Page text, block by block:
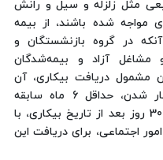
مثل زلزله و سیل و رانش
شده باشند، از بیمه
در گروه بازنشستگان و
و مشاغل آزاد و بیمه‌شدگان
مشمول دریافت بیکاری، آن
گروهی هستند که تا پیش از بیکار شدن، حداقل 6 ماه سابقه
پرداخت حق بیمه داشته باشند و تا 30 روز بعد از تاریخ بیکاری، با
اجتماعی، برای دریافت این